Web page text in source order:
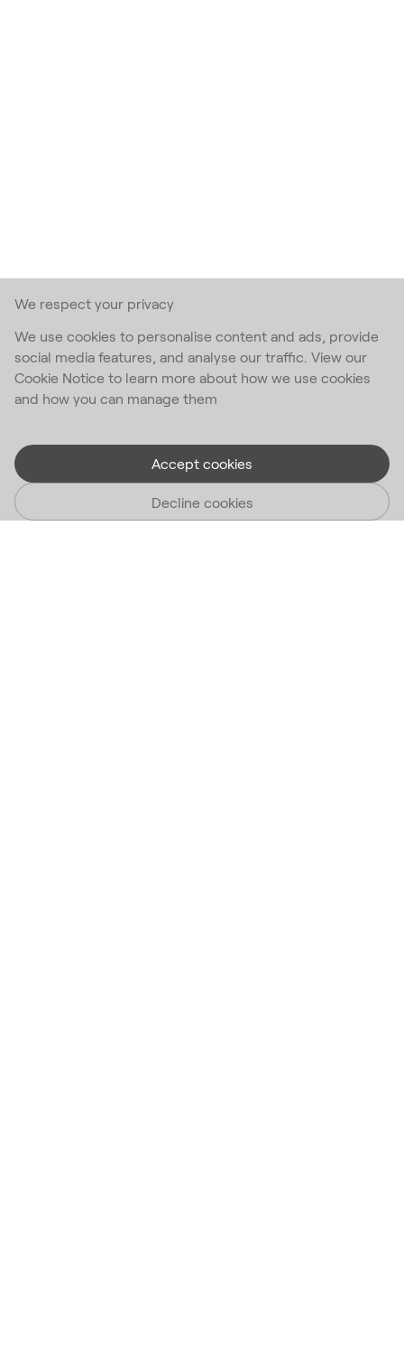
We respect your privacy
We use cookies to personalise content and ads, provide
social media features, and analyse our traffic. View our
Cookie Notice to learn more about how we use cookies
and how you can manage them
Accept cookies
Decline cookies